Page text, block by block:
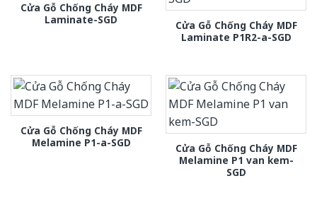
Cửa Gỗ Chống Cháy MDF
Laminate-SGD
Cửa Gỗ Chống Cháy MDF
Laminate P1R2-a-SGD
Cửa Gỗ Chống Cháy MDF
Melamine P1-a-SGD
Cửa Gỗ Chống Cháy MDF
Melamine P1 van kem-
SGD